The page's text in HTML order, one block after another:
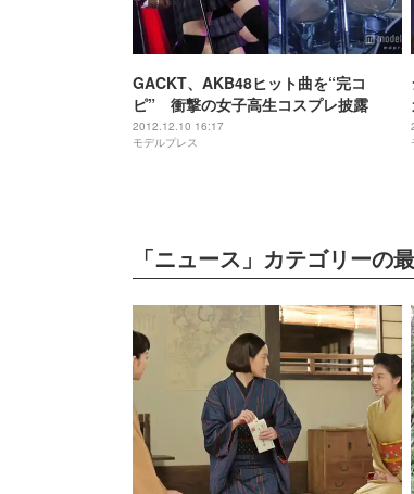
GACKT、AKB48ヒット曲を“完コ
ピ” 衝撃の女子高生コスプレ披露
2012.12.10 16:17
モデルプレス
「ニュース」カテゴリーの